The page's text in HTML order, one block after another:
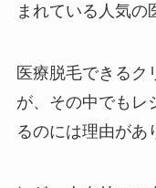
まれている人気の
医療脱毛できるク
が、その中でもレ
るのには理由があ